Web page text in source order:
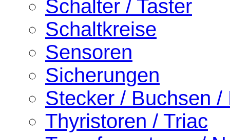
Schalter / Taster
Schaltkreise
Sensoren
Sicherungen
Stecker / Buchsen /
Thyristoren / Triac